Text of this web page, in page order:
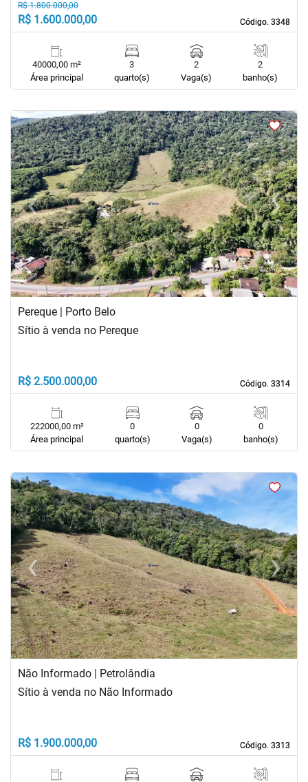
Código. 3348
Código. 3348
R$ 1.800.000,00
R$ 1.600.000,00
40000,00 m²
Área principal
3
quarto(s)
2
Vaga(s)
2
banho(s)
<<<<
‹Previous ›Next
Pereque | Porto Belo
Código. 3314
Código. 3314
Sítio à venda no Pereque
R$ 2.500.000,00
222000,00 m²
Área principal
0
quarto(s)
0
Vaga(s)
0
banho(s)
<<<<
‹Previous ›Next
Não Informado | Petrolândia
Código. 3313
Código. 3313
Sítio à venda no Não Informado
R$ 1.900.000,00